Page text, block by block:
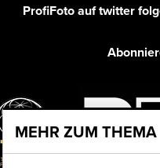
MEHR ZUM THEMA
ProfiFoto auf twitter